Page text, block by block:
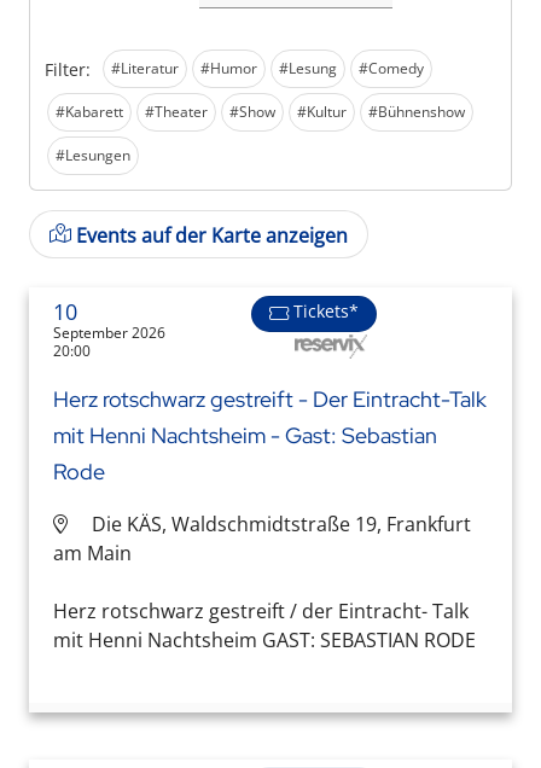
Filter: #Literatur #Humor #Lesung #Comedy
#Kabarett #Theater #Show #Kultur #Bühnenshow
#Lesungen
Events auf der Karte anzeigen
10
September 2026
20:00
Tickets*
Herz rotschwarz gestreift - Der Eintracht-Talk
mit Henni Nachtsheim - Gast: Sebastian
Rode
Die KÄS, Waldschmidtstraße 19, Frankfurt
am Main
Herz rotschwarz gestreift / der Eintracht- Talk
mit Henni Nachtsheim GAST: SEBASTIAN RODE